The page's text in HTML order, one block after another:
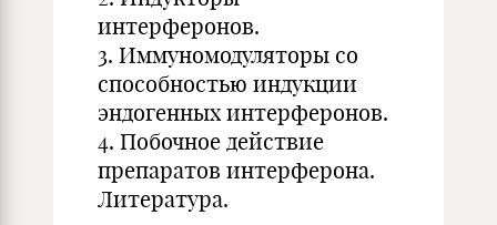
интерферонов.
3. Иммуномодуляторы со
способностью индукции
эндогенных интерферонов.
4. Побочное действие
препаратов интерферона.
Литература.